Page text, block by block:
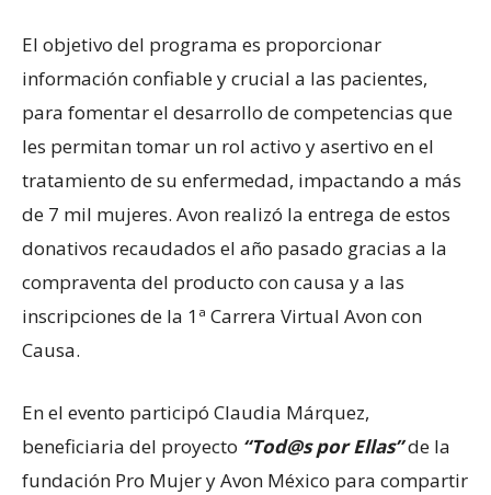
El objetivo del programa es proporcionar
información confiable y crucial a las pacientes,
para fomentar el desarrollo de competencias que
les permitan tomar un rol activo y asertivo en el
tratamiento de su enfermedad, impactando a más
de 7 mil mujeres. Avon realizó la entrega de estos
donativos recaudados el año pasado gracias a la
compraventa del producto con causa y a las
inscripciones de la 1ª Carrera Virtual Avon con
Causa.
En el evento participó Claudia Márquez,
beneficiaria del proyecto “Tod@s por Ellas”de la
fundación Pro Mujer y Avon México para compartir